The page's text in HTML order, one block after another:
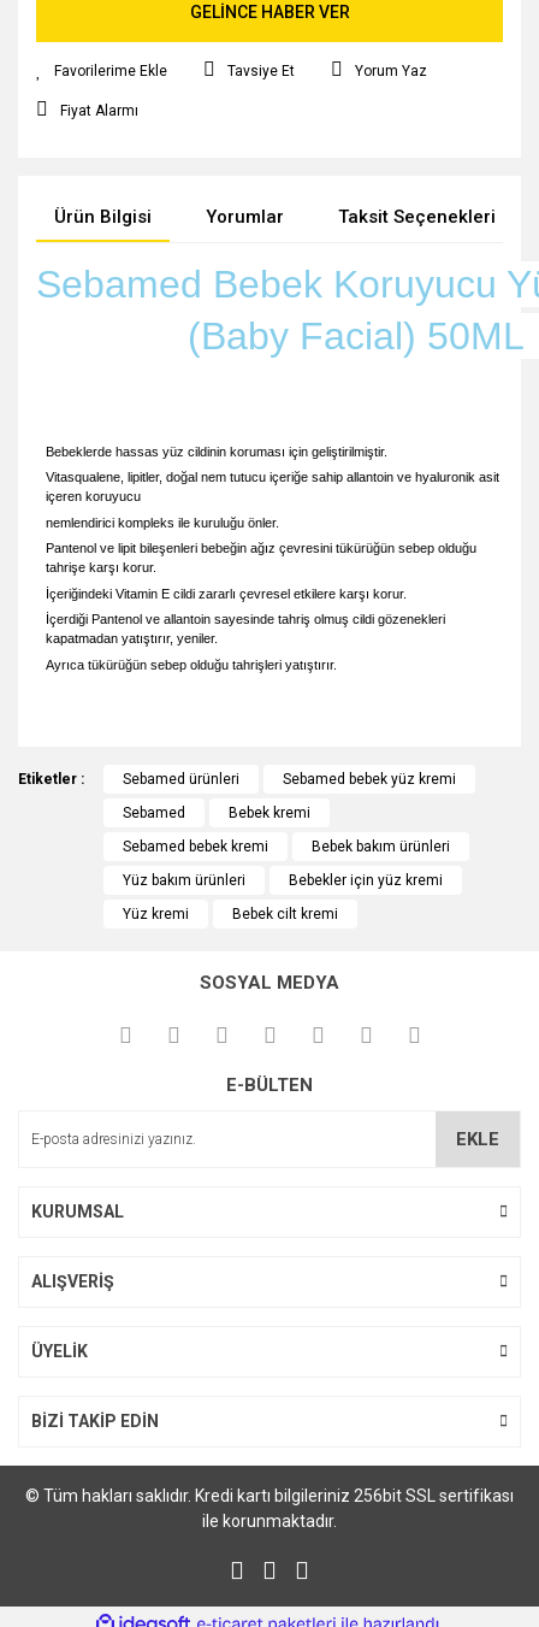
GELİNCE HABER VER
Tavsiye Et Yorum Yaz
Fiyat Alarmı
Ürün Bilgisi Yorumlar Taksit Seçenekleri
Sebamed Bebek Koruyucu
(Baby Facial) 50ML
Bebeklerde hassas yüz cildinin koruması için geliştirilmiştir.
Vitasqualene, lipitler, doğal nem tutucu içeriğe sahip allantoin ve hyaluronik asit
içeren koruyucu
nemlendirici kompleks ile kuruluğu önler.
Pantenol ve lipit bileşenleri bebeğin ağız çevresini tükürüğün sebep olduğu
tahrişe karşı korur.
İçeriğindeki Vitamin E cildi zararlı çevresel etkilere karşı korur.
İçerdiği Pantenol ve allantoin sayesinde tahriş olmuş cildi gözenekleri
kapatmadan yatıştırır, yeniler.
Ayrıca tükürüğün sebep olduğu tahrişleri yatıştırır.
konularda yetersiz gördüğünüz noktaları öneri formunu
kullanarak tarafımıza iletebilirsiniz.
Ürün resmi kalitesiz, bozuk veya görüntülenemiyor.
Ürün açıklamasında eksik bilgiler bulunuyor.
Ürün fiyatı diğer sitelerden daha pahalı.
Etiketler : Sebamed ürünleri
Sebamed bebek yüz kremi
Sebamed
Bebek kremi
Sebamed bebek kremi
Bebek bakım ürünleri
Yüz bakım ürünleri
Bebekler için yüz kremi
Yüz kremi
Bebek cilt kremi
SOSYAL MEDYA
E-BÜLTEN
EKLE
KURUMSAL
ALIŞVERİŞ
ÜYELİK
BİZİ TAKİP EDİN
© Tüm hakları saklıdır. Kredi kartı bilgileriniz 256bit SSL sertifikası
ile korunmaktadır.
ideasoft